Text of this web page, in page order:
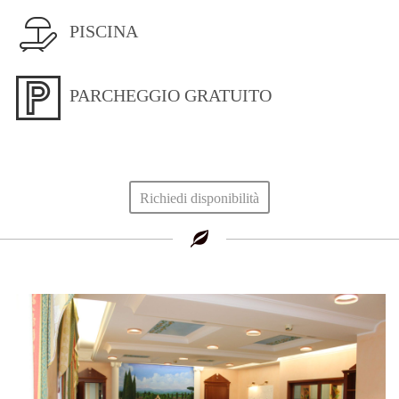
PISCINA
PARCHEGGIO GRATUITO
Richiedi disponibilità